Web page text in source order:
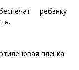
ребенку
пленка.